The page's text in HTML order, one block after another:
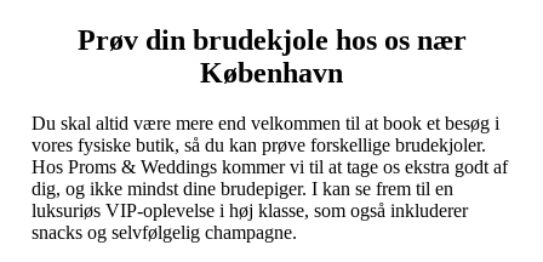
Prøv din brudekjole hos os nær
København
Du skal altid være mere end velkommen til at book et besøg i
vores fysiske butik, så du kan prøve forskellige brudekjoler.
Hos Proms & Weddings kommer vi til at tage os ekstra godt af
dig, og ikke mindst dine brudepiger. I kan se frem til en
luksuriøs VIP-oplevelse i høj klasse, som også inkluderer
snacks og selvfølgelig champagne.